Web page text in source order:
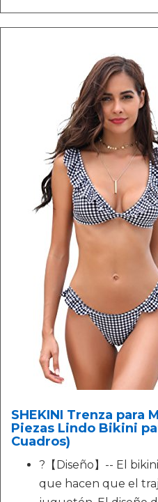
SHEKINI Trenza para
Piezas Lindo Bikini
Cuadros)
?【Diseño】-- El
que hacen que el